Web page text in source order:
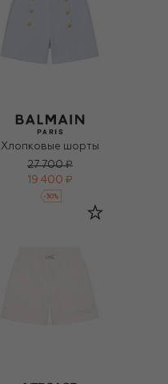
Хлопковые шорты
27 700 ₽
19 400 ₽
-30%